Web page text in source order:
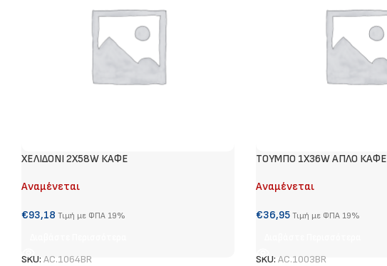
ΧΕΛΙΔΟΝΙ 2X58W ΚΑΦΕ
Αναμένεται
€93,18 Τιμή με ΦΠΑ 19%
SKU: AC.1064BR
ΤΟΥΜΠΟ 1Χ36W ΑΠΛΟ ΚΑΦΕ
Αναμένεται
€36,95 Τιμή με ΦΠΑ 19%
SKU: AC.1003BR